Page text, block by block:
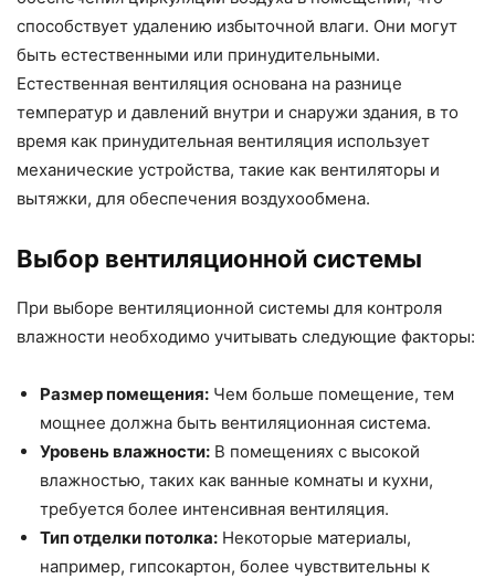
способствует удалению избыточной влаги. Они могут
быть естественными или принудительными.
Естественная вентиляция основана на разнице
температур и давлений внутри и снаружи здания, в то
время как принудительная вентиляция использует
механические устройства, такие как вентиляторы и
вытяжки, для обеспечения воздухообмена.
Выбор вентиляционной системы
При выборе вентиляционной системы для контроля
влажности необходимо учитывать следующие факторы:
Размер помещения: Чем больше помещение, тем
мощнее должна быть вентиляционная система.
Уровень влажности: В помещениях с высокой
влажностью, таких как ванные комнаты и кухни,
требуется более интенсивная вентиляция.
Тип отделки потолка: Некоторые материалы,
например, гипсокартон, более чувствительны к